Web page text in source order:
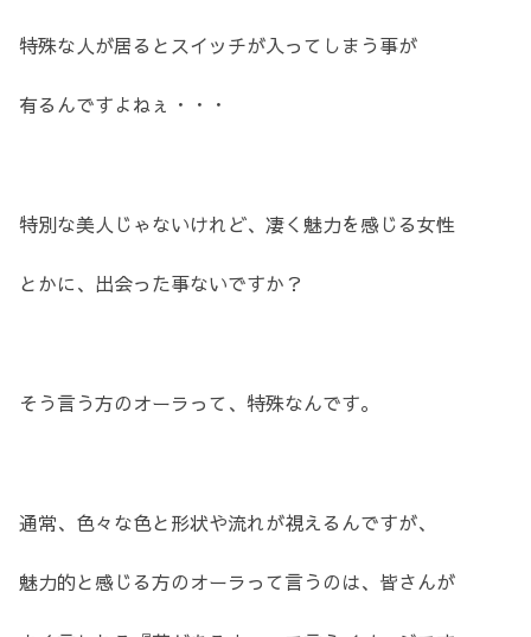
特殊な人が居るとスイッチが入ってしまう事が
有るんですよねぇ・・・
特別な美人じゃないけれど、凄く魅力を感じる女性
とかに、出会った事ないですか？
そう言う方のオーラって、特殊なんです。
通常、色々な色と形状や流れが視えるんですが、
魅力的と感じる方のオーラって言うのは、皆さんが